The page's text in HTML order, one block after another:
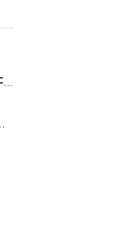
'이럴 수가' 4아웃 퍼펙트→충격의 볼볼볼볼볼 2실점 BSV, 신인왕 마무리가 이럴 줄이야…2R 괴물루키의 4승 날아가다